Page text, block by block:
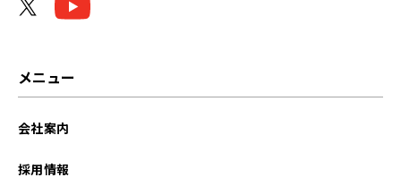
メニュー
会社案内
採用情報